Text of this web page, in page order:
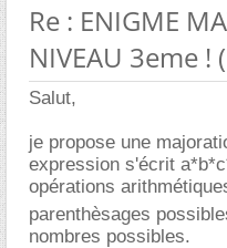
Re : ENIGME
NIVEAU 3eme
Salut,
je propose une
expression s'écrit
opérations
parenthèsages
nombres possibles.